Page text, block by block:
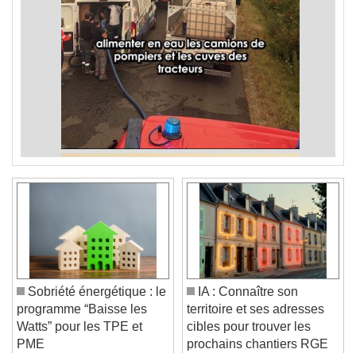
Sobriété énergétique : le
programme “Baisse les
Watts” pour les TPE et
IA : Connaître son
territoire et ses adresses
cibles pour trouver les